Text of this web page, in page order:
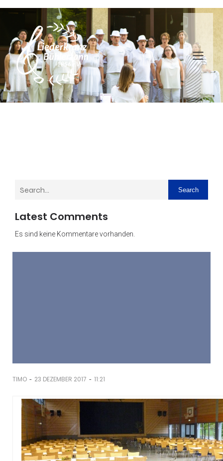
Search
Latest Comments
Es sind keine Kommentare vorhanden.
TIMO - 23 DEZEMBER 2017 - 11:21